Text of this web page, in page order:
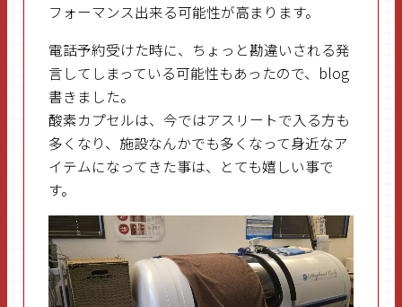
フォーマンス出来る可能性が高まります。
電話予約受けた時に、ちょっと勘違いされる発
言してしまっている可能性もあったので、blog
書きました。
酸素カプセルは、今ではアスリートで入る方も
多くなり、施設なんかでも多くなって身近なア
イテムになってきた事は、とても嬉しい事で
す。